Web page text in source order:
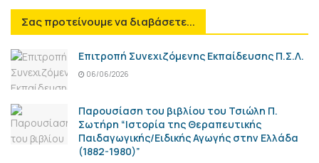
Σας προτείνουμε να διαβάσετε...
Επιτροπή Συνεχιζόμενης Εκπαίδευσης Π.Σ.Λ.
06/06/2026
Παρουσίαση του βιβλίου του Τσιώλη Π.
Σωτήρη “Ιστορία της Θεραπευτικής
Παιδαγωγικής/Ειδικής Αγωγής στην Ελλάδα
(1882-1980)”